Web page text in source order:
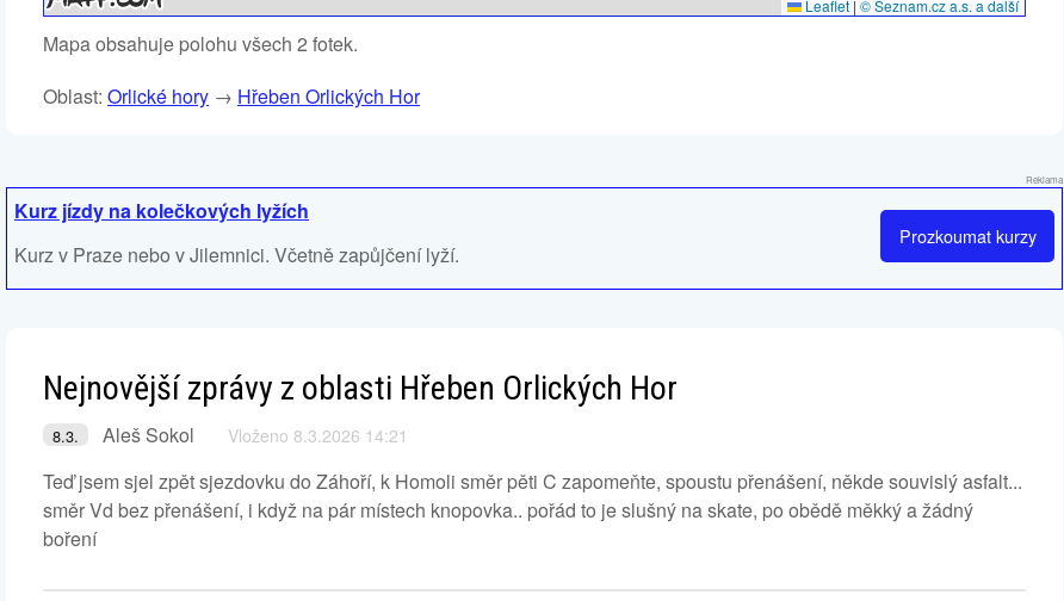
Leaflet | © Seznam.cz a.s. a další
Mapa obsahuje polohu všech 2 fotek.
Oblast: Orlické hory → Hřeben Orlických Hor
Reklama
Prozkoumatkurzy
Kurz jízdy na kolečkových lyžích
Kurz v Praze nebo v Jilemnici. Včetně zapůjčení lyží.
Nejnovější zprávy z oblasti Hřeben Orlických Hor
8.3. Aleš Sokol Vloženo 8.3.2026 14:21
Teď jsem sjel zpět sjezdovku do Záhoří, k Homoli směr pěti C zapomeňte, spoustu přenášení, někde souvislý asfalt...
směr Vd bez přenášení, i když na pár místech knopovka.. pořád to je slušný na skate, po obědě měkký a žádný
boření